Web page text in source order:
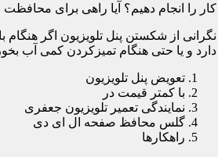
کار را انجام دهیم؟ آیا راهی برای محافظت
نگرانی از شکستن پنل تلویزیون اگر
دارد و یا حتی هنگام تمیزکردن کمی آب
تعویض پنل تلویزیون
با کمتر قیمت در
نمایندگی تعمیر تلویزیون جعفری
گلس محافظ صفحه ال ای دی
راهکارها